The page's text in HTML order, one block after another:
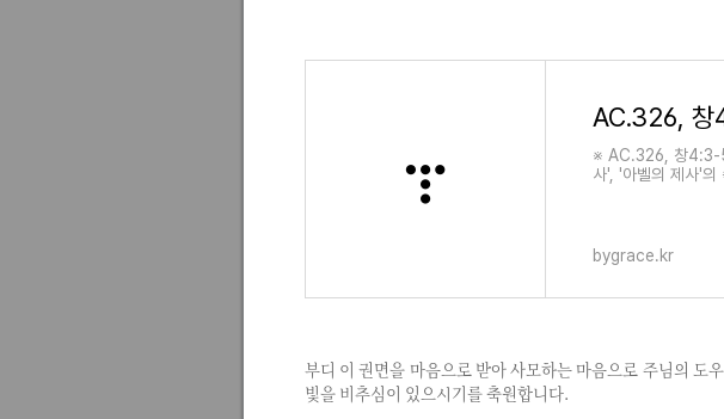
※ AC.326, 창4:3-
사', '아벨의 제사'
bygrace.kr
부디 이 권면을 마음으로 받아 사모하는 마음으로 주님의 도
빛을 비추심이 있으시기를 축원합니다.